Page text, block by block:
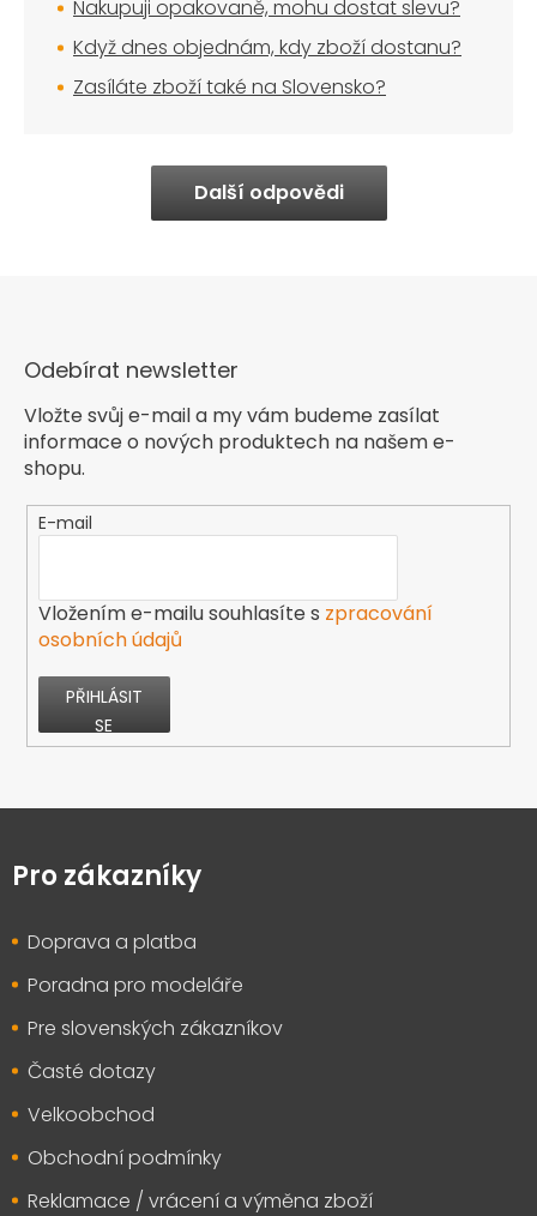
Nakupuji opakovaně, mohu dostat slevu?
Když dnes objednám, kdy zboží dostanu?
Zasíláte zboží také na Slovensko?
Další odpovědi
Odebírat newsletter
Vložte svůj e-mail a my vám budeme zasílat
informace o nových produktech na našem e-
shopu.
E-mail
Vložením e-mailu souhlasíte s zpracování
osobních údajů
PŘIHLÁSIT
SE
Z
pPro zákazníky
Doprava a platba
Poradna pro modeláře
Pre slovenských zákazníkov
Časté dotazy
Velkoobchod
Obchodní podmínky
Reklamace / vrácení a výměna zboží